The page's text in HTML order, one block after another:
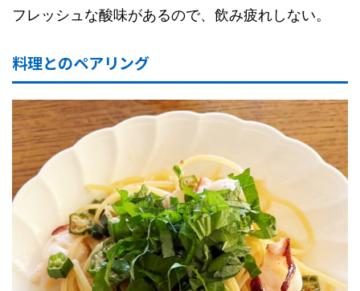
フレッシュな酸味があるので、飲み疲れしない。
料理とのペアリング